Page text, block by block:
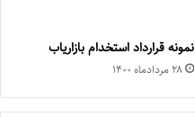
نمونه قرارداد استخدام بازاریاب
۲۸ مرداد‌ماه ۱۴۰۰